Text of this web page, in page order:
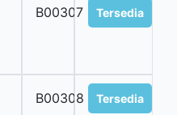
B00307 Tersedia
B00308 Tersedia